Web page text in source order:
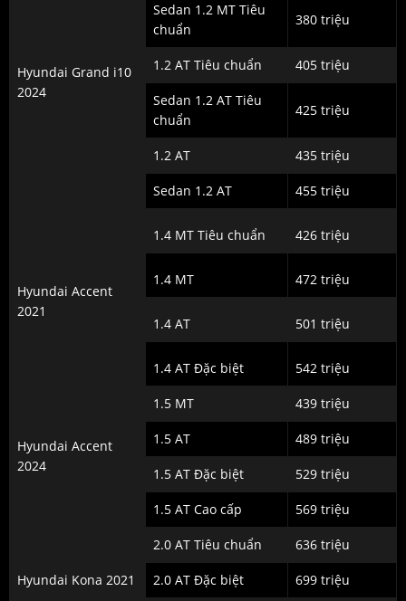
Hyundai Grand i10
2024
Sedan 1.2 MT Tiêu
chuẩn
380 triệu
1.2 AT Tiêu chuẩn 405 triệu
Sedan 1.2 AT Tiêu
chuẩn
425 triệu
1.2 AT 435 triệu
Sedan 1.2 AT 455 triệu
Hyundai Accent
2021
1.4 MT Tiêu chuẩn 426 triệu
1.4 MT 472 triệu
1.4 AT 501 triệu
1.4 AT Đặc biệt 542 triệu
Hyundai Accent
2024
1.5 MT 439 triệu
1.5 AT 489 triệu
1.5 AT Đặc biệt 529 triệu
1.5 AT Cao cấp 569 triệu
Hyundai Kona 2021
2.0 AT Tiêu chuẩn 636 triệu
2.0 AT Đặc biệt 699 triệu